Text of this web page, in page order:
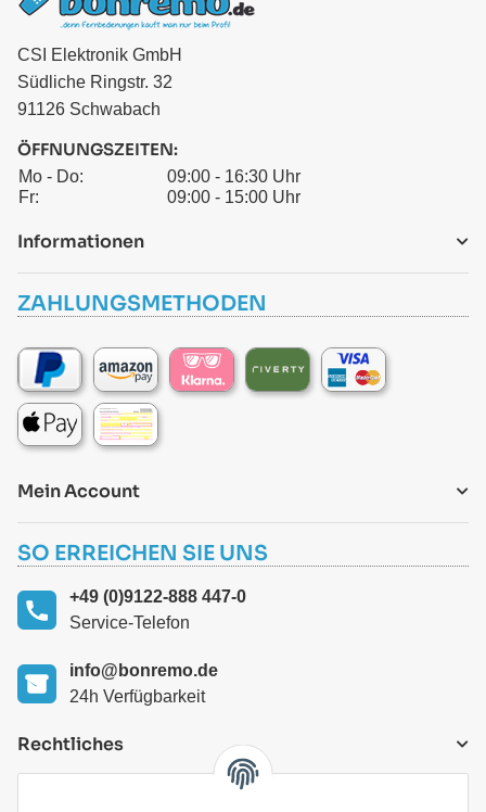
CSI Elektronik GmbH
Südliche Ringstr. 32
91126 Schwabach
ÖFFNUNGSZEITEN:
Mo - Do:
09:00 - 16:30 Uhr
Fr:
09:00 - 15:00 Uhr
Informationen
ZAHLUNGSMETHODEN
Mein Account
SO ERREICHEN SIE UNS
+49 (0)9122-888 447-0
Service-Telefon
info@bonremo.de
24h Verfügbarkeit
Rechtliches